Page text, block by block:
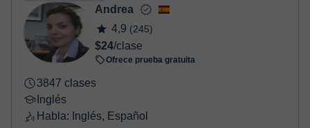
Andrea
4,9 (245)
$24/clase
Ofrece prueba gratuita
3847 clases
Inglés
Habla: Inglés, Español